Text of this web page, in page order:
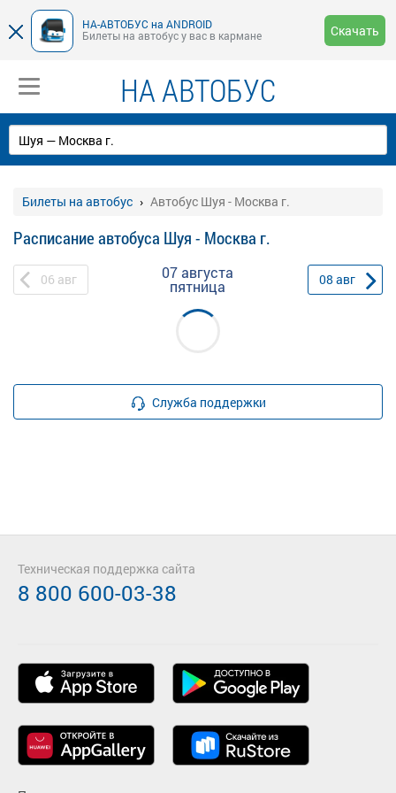
НА-АВТОБУС на ANDROID
Билеты на автобус у вас в кармане
Скачать
НА АВТОБУС
Билеты на автобус Автобус Шуя - Москва г.
Расписание автобуса Шуя - Москва г.
06 авг 07 августа
пятница 08 авг
Служба поддержки
Техническая поддержка сайта
8 800 600-03-38